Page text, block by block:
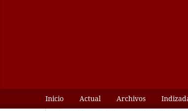
Inicio Actual Archivos